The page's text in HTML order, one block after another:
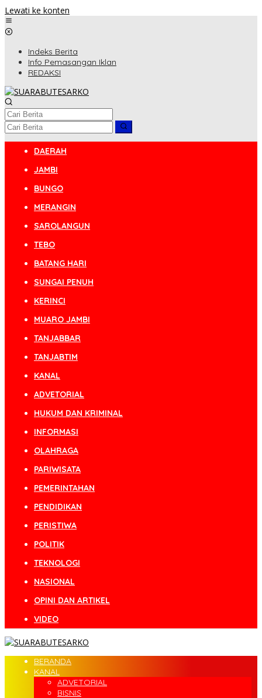
Lewati ke konten
Indeks Berita
Info Pemasangan Iklan
REDAKSI
DAERAH
JAMBI
BUNGO
MERANGIN
SAROLANGUN
TEBO
BATANG HARI
SUNGAI PENUH
KERINCI
MUARO JAMBI
TANJABBAR
TANJABTIM
KANAL
ADVETORIAL
HUKUM DAN KRIMINAL
INFORMASI
OLAHRAGA
PARIWISATA
PEMERINTAHAN
PENDIDIKAN
PERISTIWA
POLITIK
TEKNOLOGI
NASIONAL
OPINI DAN ARTIKEL
VIDEO
BERANDA
KANAL
ADVETORIAL
BISNIS